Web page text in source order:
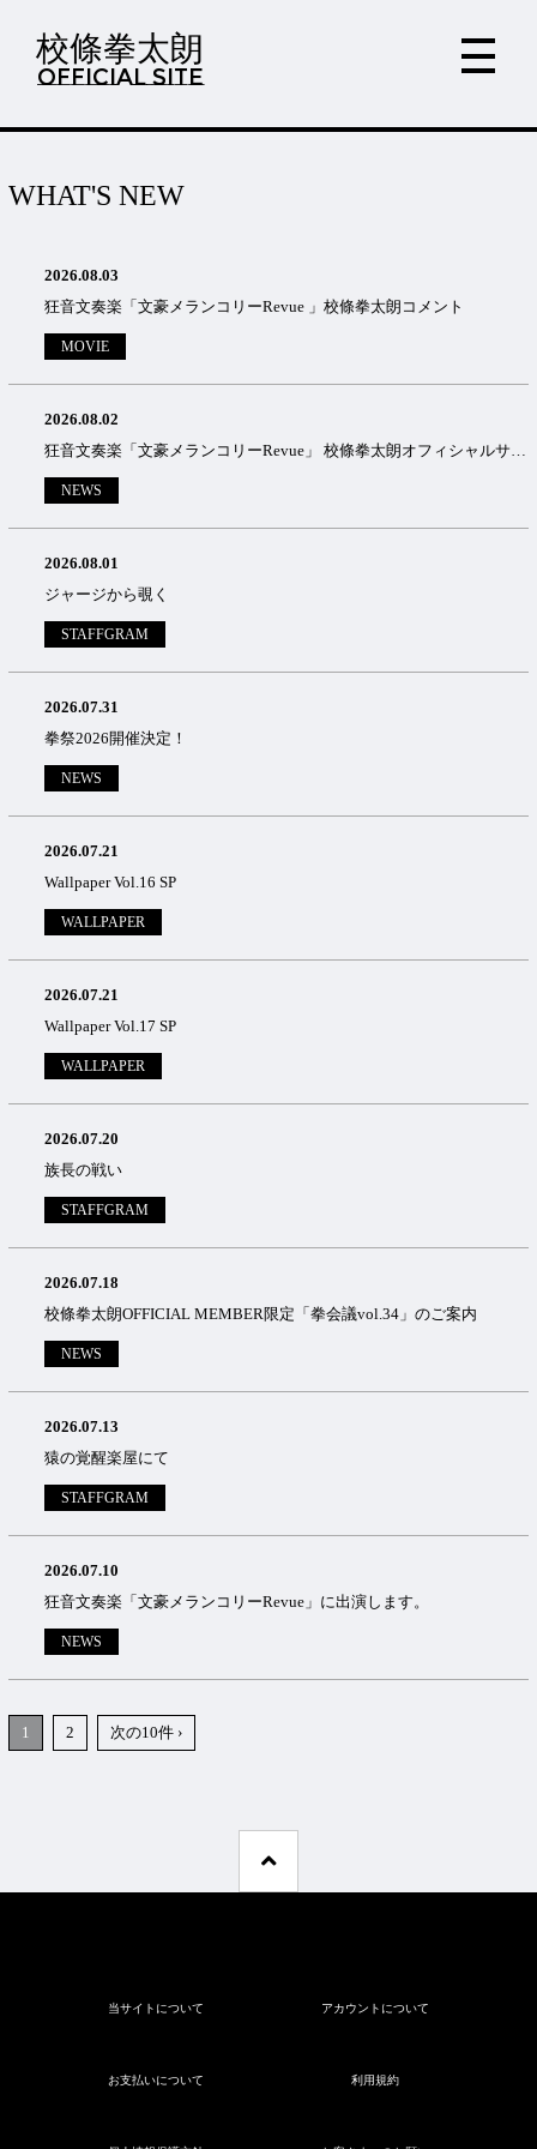
校條拳太朗
OFFICIAL SITE
WHAT'S NEW
2026.08.03
狂音文奏楽「文豪メランコリーRevue 」校條拳太朗コメント
MOVIE
2026.08.02
狂音文奏楽「文豪メランコリーRevue」 校條拳太朗オフィシャルサイト先行のご案内
NEWS
2026.08.01
ジャージから覗く
STAFFGRAM
2026.07.31
拳祭2026開催決定！
NEWS
2026.07.21
Wallpaper Vol.16 SP
WALLPAPER
2026.07.21
Wallpaper Vol.17 SP
WALLPAPER
2026.07.20
族長の戦い
STAFFGRAM
2026.07.18
校條拳太朗OFFICIAL MEMBER限定「拳会議vol.34」のご案内
NEWS
2026.07.13
猿の覚醒楽屋にて
STAFFGRAM
2026.07.10
狂音文奏楽「文豪メランコリーRevue」に出演します。
NEWS
1 2 次の10件 ›
当サイトについて アカウントについて
お支払いについて 利用規約